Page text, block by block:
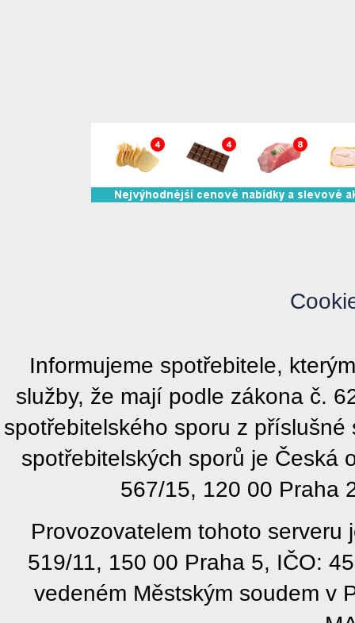
Informujeme spotřebitele,
služby, že mají podle zákona č.
spotřebitelského sporu z
spotřebitelských sporů je Česká
567/15, 120 00 Praha
Provozovatelem tohoto
519/11, 150 00 Praha 5, IČO:
vedeném Městským soudem v